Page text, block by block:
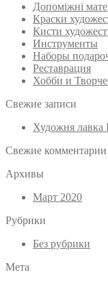
Допоміжні
Краски
Кисти
Инструменты
Наборы
Реставрация
Хобби и
Свежие записи
Художня лавка
Свежие комментарии
Архивы
Март 2020
Рубрики
Без рубрики
Мета